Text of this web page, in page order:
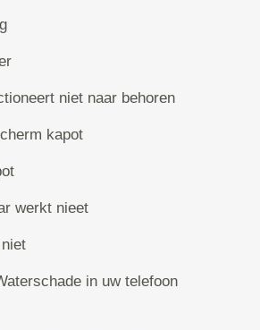
niet naar behoren
kapot
werkt nieet
in uw telefoon